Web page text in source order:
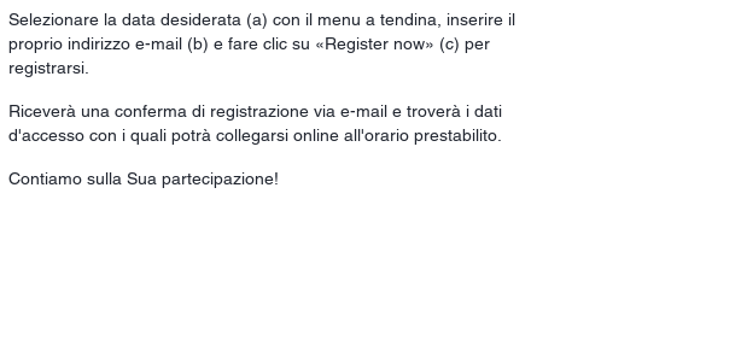
Selezionare la data desiderata (a) con il menu a tendina, inserire il
proprio indirizzo e-mail (b) e fare clic su «Register now» (c) per
registrarsi.
Riceverà una conferma di registrazione via e-mail e troverà i dati
d'accesso con i quali potrà collegarsi online all'orario prestabilito.
Contiamo sulla Sua partecipazione!